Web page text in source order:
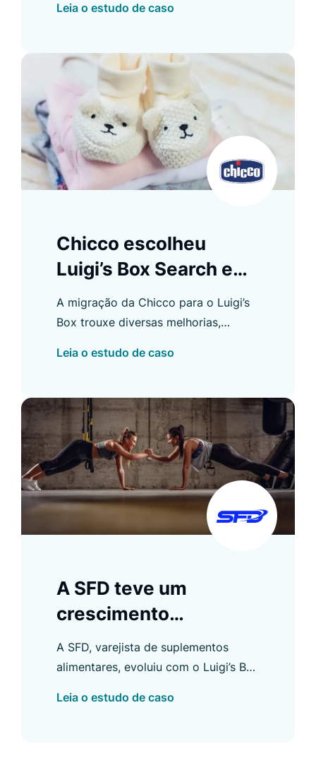
resultados em vários domínios.
Leia o estudo de caso
Chicco escolheu
Luigi’s Box Search e
aprimorou a
experiência de
compra
A migração da Chicco para o Luigi’s
Box trouxe diversas melhorias,
Autocomplete e um maior uso da
Leia o estudo de caso
A SFD teve um
crescimento
saudável. O Search
Conversion Rate
aumentou 94 %
A SFD, varejista de suplementos
alimentares, evoluiu com o Luigi’s Box
em 94 %, entre outras melhorias.
Leia o estudo de caso